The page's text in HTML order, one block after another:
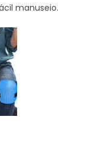
manuseio.